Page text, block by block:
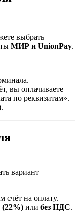
выбрать
МИР и UnionPay.
вы оплачиваете
по реквизитам».
вариант
счёт на оплату.
или без НДС.